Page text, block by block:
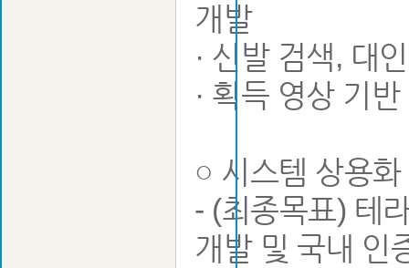
개발
· 신발 검색, 대
· 획득 영상 기
○ 시스템 상용
- (최종목표) 테
개발 및 국내 인